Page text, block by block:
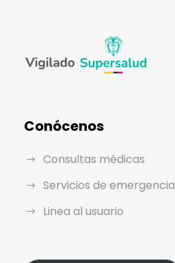
Conócenos
Consultas médicas
Servicios de emergencia
Linea al usuario